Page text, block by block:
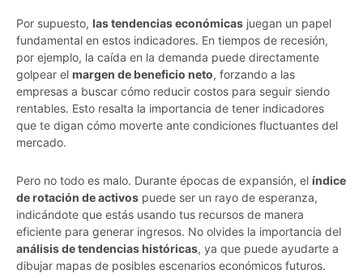
Por supuesto, las tendencias económicas juegan un papel
fundamental en estos indicadores. En tiempos de recesión,
por ejemplo, la caída en la demanda puede directamente
golpear el margen de beneficio neto, forzando a las
empresas a buscar cómo reducir costos para seguir siendo
rentables. Esto resalta la importancia de tener indicadores
que te digan cómo moverte ante condiciones fluctuantes del
mercado.
Pero no todo es malo. Durante épocas de expansión, el índice
de rotación de activos puede ser un rayo de esperanza,
indicándote que estás usando tus recursos de manera
eficiente para generar ingresos. No olvides la importancia del
análisis de tendencias históricas, ya que puede ayudarte a
dibujar mapas de posibles escenarios económicos futuros.